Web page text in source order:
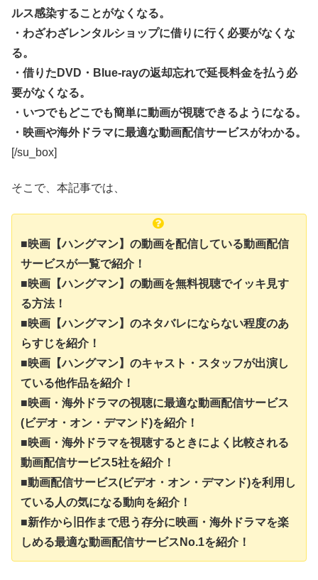
ルス感染することがなくなる。
・わざわざレンタルショップに借りに行く必要がなくな
る。
・借りたDVD・Blue-rayの返却忘れで延長料金を払う必
要がなくなる。
・いつでもどこでも簡単に動画が視聴できるようになる。
・映画や海外ドラマに最適な動画配信サービスがわかる。
[/su_box]
そこで、本記事では、
■映画【ハングマン】の動画を配信している動画配信
サービスが一覧で紹介！
■映画【ハングマン】の動画を無料視聴でイッキ見す
る方法！
■映画【ハングマン】のネタバレにならない程度のあ
らすじを紹介！
■映画【ハングマン】のキャスト・スタッフが出演し
ている他作品を紹介！
■映画・海外ドラマの視聴に最適な動画配信サービス
(ビデオ・オン・デマンド)を紹介！
■映画・海外ドラマを視聴するときによく比較される
動画配信サービス5社を紹介！
■動画配信サービス(ビデオ・オン・デマンド)を利用し
ている人の気になる動向を紹介！
■新作から旧作まで思う存分に映画・海外ドラマを楽
しめる最適な動画配信サービスNo.1を紹介！